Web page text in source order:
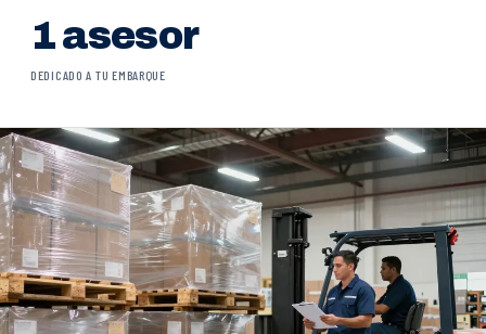
1 asesor
DEDICADO A TU EMBARQUE